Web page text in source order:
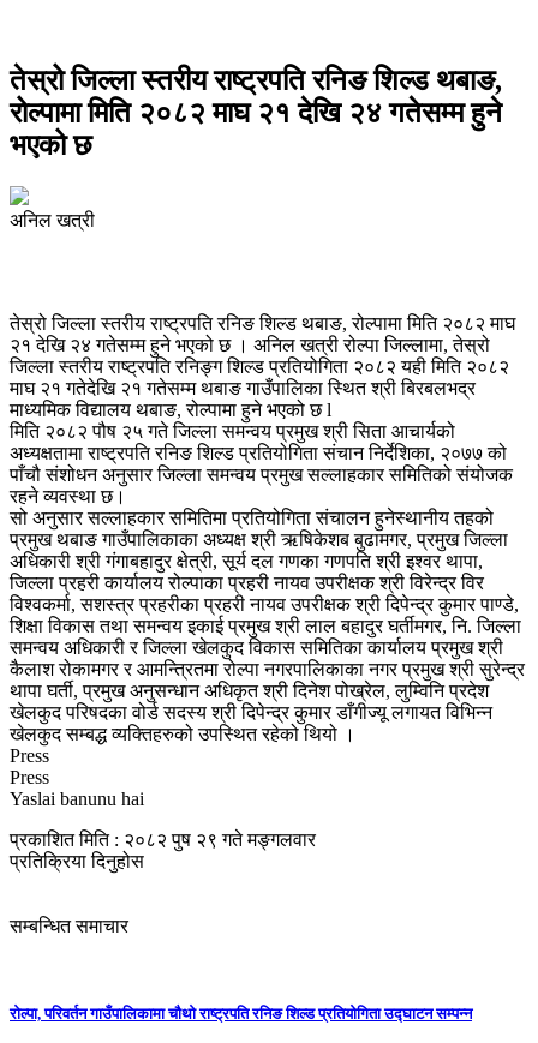
तेस्रो जिल्ला स्तरीय राष्ट्रपति रनिङ शिल्ड थबाङ,
रोल्पामा मिति २०८२ माघ २१ देखि २४ गतेसम्म हुने
भएको छ
अनिल खत्री
तेस्रो जिल्ला स्तरीय राष्ट्रपति रनिङ शिल्ड थबाङ, रोल्पामा मिति २०८२ माघ
२१ देखि २४ गतेसम्म हुने भएको छ । अनिल खत्री रोल्पा जिल्लामा, तेस्रो
जिल्ला स्तरीय राष्ट्रपति रनिङ्ग शिल्ड प्रतियोगिता २०८२ यही मिति २०८२
माघ २१ गतेदेखि २१ गतेसम्म थबाङ गाउँपालिका स्थित श्री बिरबलभद्र
माध्यमिक विद्यालय थबाङ, रोल्पामा हुने भएको छ l
मिति २०८२ पौष २५ गते जिल्ला समन्वय प्रमुख श्री सिता आचार्यको
अध्यक्षतामा राष्ट्रपति रनिङ शिल्ड प्रतियोगिता संचान निर्देशिका, २०७७ को
पाँचौ संशोधन अनुसार जिल्ला समन्वय प्रमुख सल्लाहकार समितिको संयोजक
रहने व्यवस्था छ।
सो अनुसार सल्लाहकार समितिमा प्रतियोगिता संचालन हुनेस्थानीय तहको
प्रमुख थबाङ गाउँपालिकाका अध्यक्ष श्री ऋषिकेशब बुढामगर, प्रमुख जिल्ला
अधिकारी श्री गंगाबहादुर क्षेत्री, सूर्य दल गणका गणपति श्री इश्वर थापा,
जिल्ला प्रहरी कार्यालय रोल्पाका प्रहरी नायव उपरीक्षक श्री विरेन्द्र विर
विश्वकर्मा, सशस्त्र प्रहरीका प्रहरी नायव उपरीक्षक श्री दिपेन्द्र कुमार पाण्डे,
शिक्षा विकास तथा समन्वय इकाई प्रमुख श्री लाल बहादुर घर्तीमगर, नि. जिल्ला
समन्वय अधिकारी र जिल्ला खेलकुद विकास समितिका कार्यालय प्रमुख श्री
कैलाश रोकामगर र आमन्त्रितमा रोल्पा नगरपालिकाका नगर प्रमुख श्री सुरेन्द्र
थापा घर्ती, प्रमुख अनुसन्धान अधिकृत श्री दिनेश पोख्रेल, लुम्विनि प्रदेश
खेलकुद परिषदका वोर्ड सदस्य श्री दिपेन्द्र कुमार डाँगीज्यू लगायत विभिन्न
खेलकुद सम्बद्ध व्यक्तिहरुको उपस्थित रहेको थियो ।
Press
Press
Yaslai banunu hai
प्रकाशित मिति : २०८२ पुष २९ गते मङ्गलवार
प्रतिक्रिया दिनुहोस
सम्बन्धित समाचार
राेल्पा, परिवर्तन गाउँपालिकामा चौथो राष्ट्रपति रनिङ शिल्ड प्रतियोगिता उद्घाटन सम्पन्न